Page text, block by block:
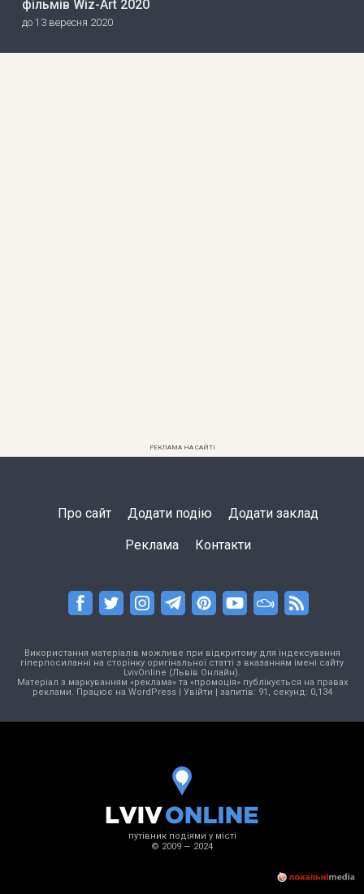
фільмів Wiz-Art 2020
до 13 вересня 2020
РЕКЛАМА НА САЙТІ
Про сайт Додати подію Додати заклад
Реклама Контакти
Використання матеріалів можливе при відкритому для індексування
гіперпосиланні на сторінку оригінальної статті з вказанням імені сайту
LvivOnline (Львів Онлайн).
Матеріал з маркуванням «реклама» та «промоція» публікується на правах
реклами. Працює на WordPress| Увійти | запитів: 91, секунд: 0,134
путівник подіями у місті
© 2009 — 2024